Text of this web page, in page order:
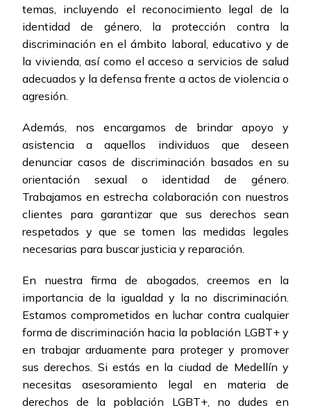
temas, incluyendo el reconocimiento legal de la
identidad de género, la protección contra la
discriminación en el ámbito laboral, educativo y de
la vivienda, así como el acceso a servicios de salud
adecuados y la defensa frente a actos de violencia o
agresión.
Además, nos encargamos de brindar apoyo y
asistencia a aquellos individuos que deseen
denunciar casos de discriminación basados en su
orientación sexual o identidad de género.
Trabajamos en estrecha colaboración con nuestros
clientes para garantizar que sus derechos sean
respetados y que se tomen las medidas legales
necesarias para buscar justicia y reparación.
En nuestra firma de abogados, creemos en la
importancia de la igualdad y la no discriminación.
Estamos comprometidos en luchar contra cualquier
forma de discriminación hacia la población LGBT+ y
en trabajar arduamente para proteger y promover
sus derechos. Si estás en la ciudad de Medellín y
necesitas asesoramiento legal en materia de
derechos de la población LGBT+, no dudes en